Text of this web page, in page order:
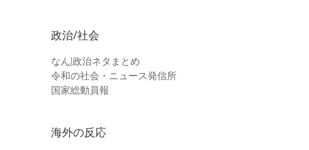
政治/社会
なんJ政治ネタまとめ
令和の社会・ニュース発信所
国家総動員報
海外の反応